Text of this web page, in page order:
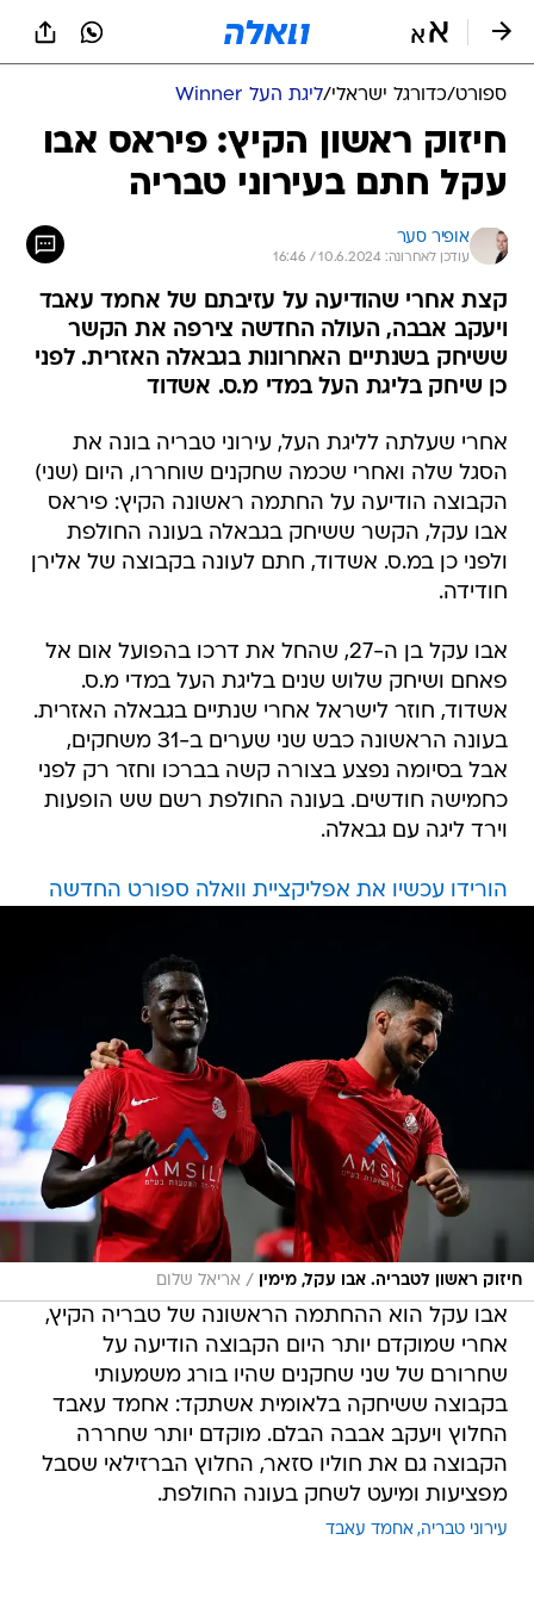
ספורט/כדורגל ישראלי/ליגת העל Winner
חיזוק ראשון הקיץ: פיראס אבו
עקל חתם בעירוני טבריה
אופיר סער
עודכן לאחרונה: 10.6.2024 / 16:46
קצת אחרי שהודיעה על עזיבתם של אחמד עאבד
ויעקב אבבה, העולה החדשה צירפה את הקשר
ששיחק בשנתיים האחרונות בגבאלה האזרית. לפני
כן שיחק בליגת העל במדי מ.ס. אשדוד
אחרי שעלתה לליגת העל, עירוני טבריה בונה את
הסגל שלה ואחרי שכמה שחקנים שוחררו, היום (שני)
הקבוצה הודיעה על החתמה ראשונה הקיץ: פיראס
אבו עקל, הקשר ששיחק בגבאלה בעונה החולפת
ולפני כן במ.ס. אשדוד, חתם לעונה בקבוצה של אלירן
חודידה.
אבו עקל בן ה-27, שהחל את דרכו בהפועל אום אל
פאחם ושיחק שלוש שנים בליגת העל במדי מ.ס.
אשדוד, חוזר לישראל אחרי שנתיים בגבאלה האזרית.
בעונה הראשונה כבש שני שערים ב-31 משחקים,
אבל בסיומה נפצע בצורה קשה בברכו וחזר רק לפני
כחמישה חודשים. בעונה החולפת רשם שש הופעות
וירד ליגה עם גבאלה.
הורידו עכשיו את אפליקציית וואלה ספורט החדשה
חיזוק ראשון לטבריה. אבו עקל, מימין / אריאל שלום
אבו עקל הוא ההחתמה הראשונה של טבריה הקיץ,
אחרי שמוקדם יותר היום הקבוצה הודיעה על
שחרורם של שני שחקנים שהיו בורג משמעותי
בקבוצה ששיחקה בלאומית אשתקד: אחמד עאבד
החלוץ ויעקב אבבה הבלם. מוקדם יותר שחררה
הקבוצה גם את חוליו סזאר, החלוץ הברזילאי שסבל
מפציעות ומיעט לשחק בעונה החולפת.
עירוני טבריה אחמד עאבד